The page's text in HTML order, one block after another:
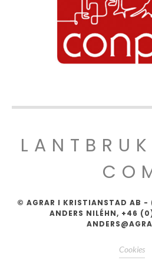
© AGRAR I KRISTIANSTAD AB -
ANDERS NILÉHN, +46
Cookies